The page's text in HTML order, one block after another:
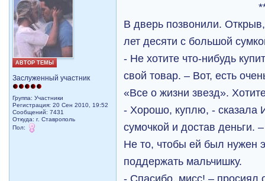
АВТОР ТЕМЫ
Заслуженный участник
Группа: Участники
Регистрация: 20 Сен 2010, 19:52
Сообщений: 7431
Откуда: г. Ставрополь
Пол:
В дверь позвонили.
лет десяти с большой
- Не хотите что-нибудь
свой товар. – Вот, есть
«Все о жизни звезд».
- Хорошо, куплю, - сказала
сумочкой и достав деньги.
Не то, чтобы ей был нужен
поддержать мальчишку.
- Спасибо, мисс! –